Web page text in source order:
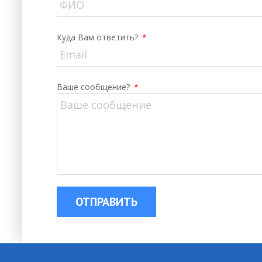
Куда Вам ответить? *
Ваше сообщение? *
ОТПРАВИТЬ